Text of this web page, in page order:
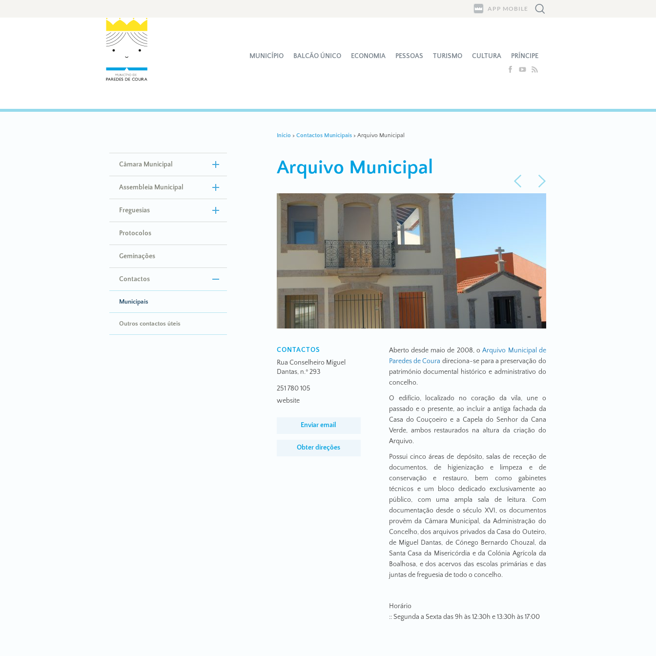
APP MOBILE
MUNICÍPIO BALCÃO ÚNICO ECONOMIA PESSOAS TURISMO CULTURA PRÍNCIPE
Câmara Municipal
Assembleia Municipal
Freguesias
Protocolos
Geminações
Contactos
Municipais
Outros contactos úteis
Início > Contactos Municipais> Arquivo Municipal
Arquivo Municipal
CONTACTOS
Rua Conselheiro Miguel
Dantas, n.º 293
251 780 105
website
Enviar email
Obter direções
Aberto desde maio de 2008, oArquivo Municipal de
Paredes de Coura direciona-se para a preservação do
património documental histórico e administrativo do
concelho.
O edifício, localizado no coração da vila, une o
passado e o presente, ao incluir a antiga fachada da
Casa do Couçoeiro e a Capela do Senhor da Cana
Verde, ambos restaurados na altura da criação do
Arquivo.
Possui cinco áreas de depósito, salas de receção de
documentos, de higienização e limpeza e de
conservação e restauro, bem como gabinetes
técnicos e um bloco dedicado exclusivamente ao
público, com uma ampla sala de leitura. Com
documentação desde o século XVI, os documentos
provêm da Câmara Municipal, da Administração do
Concelho, dos arquivos privados da Casa do Outeiro,
de Miguel Dantas, de Cónego Bernardo Chouzal, da
Santa Casa da Misericórdia e da Colónia Agrícola da
Boalhosa, e dos acervos das escolas primárias e das
juntas de freguesia de todo o concelho.
Horário
:: Segunda a Sexta das 9h às 12:30h e 13:30h às 17:00